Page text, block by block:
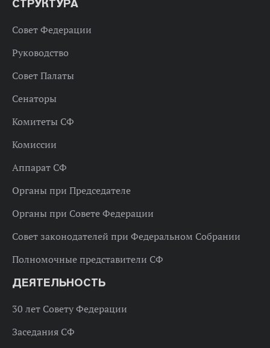
СТРУКТУРА
Совет Федерации
Руководство
Совет Палаты
Сенаторы
Комитеты СФ
Комиссии
Аппарат СФ
Органы при Председателе
Органы при Совете Федерации
Совет законодателей при Федеральном Собрании
Полномочные представители СФ
ДЕЯТЕЛЬНОСТЬ
30 лет Совету Федерации
Заседания СФ